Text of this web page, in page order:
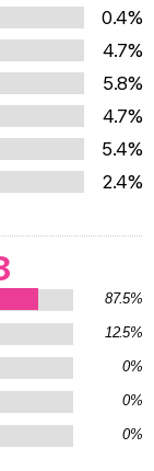
연민을 거두지
보내고 시인이
딛고 더 밝고 환
무엇인지를 보
이가 또 있을까.
는 곳으로 떠
던 사랑을 파내
택한다. 그의
래를 기다리지
남겨두는 것
랜 당부이기도
자 시집 『찬
허수경. 생전에
에 대해 말했다
0.4%
4.7%
5.8%
4.7%
5.4%
2.4%
87.5%
12.5%
0%
0%
0%